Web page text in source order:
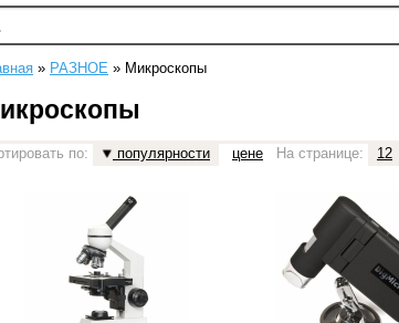
» РАЗНОЕ » Микроскопы
по: популярности цене На странице: 12